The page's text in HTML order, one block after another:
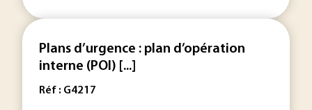
Plans d’urgence : plan d’opération
interne (POI) [...]
Réf : G4217